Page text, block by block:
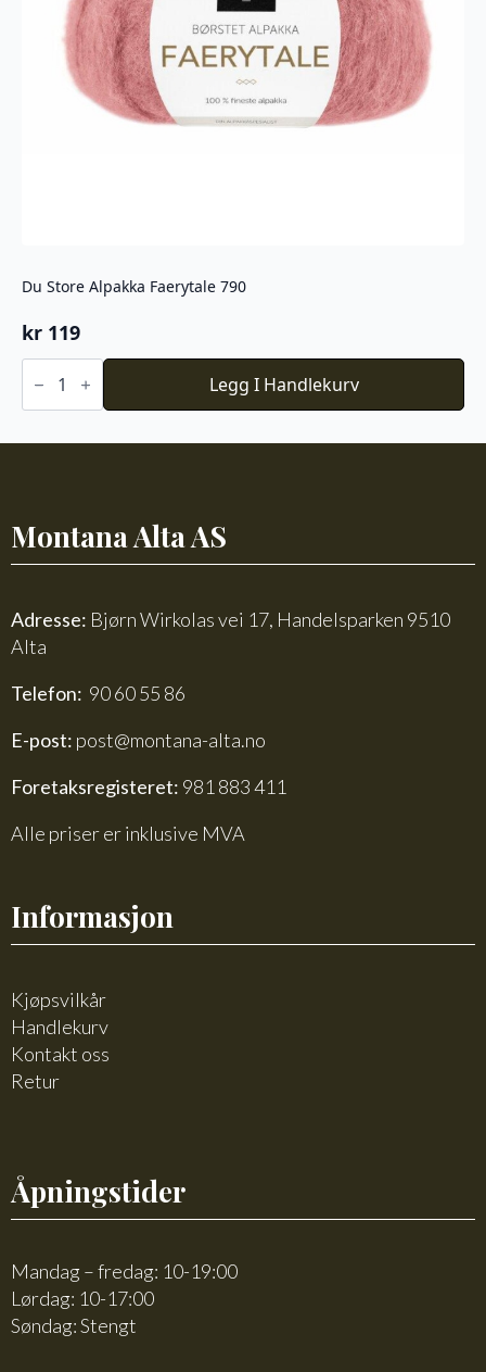
Du Store Alpakka Faerytale 790
kr 119
Du
Store
Faerytale
Legg I Handlekurv
Montana Alta AS
Adresse: Bjørn Wirkolas vei 17, Handelsparken 9510
Alta
Telefon: 90 60 55 86
E-post: post@montana-alta.no
Foretaksregisteret: 981 883 411
Alle priser er inklusive MVA
Informasjon
Kjøpsvilkår
Handlekurv
Kontakt oss
Retur
Åpningstider
Mandag – fredag: 10-19:00
Lørdag: 10-17:00
Søndag: Stengt